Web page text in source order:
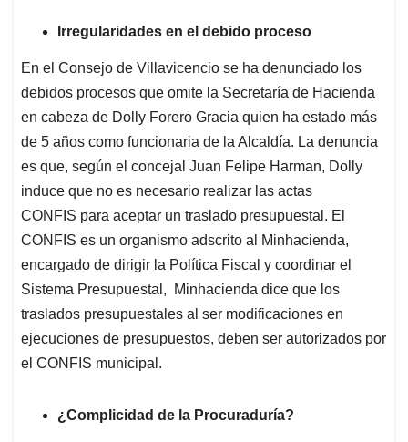
Irregularidades en el debido proceso
En el Consejo de Villavicencio se ha denunciado los
debidos procesos que omite la Secretaría de Hacienda
en cabeza de Dolly Forero Gracia quien ha estado más
de 5 años como funcionaria de la Alcaldía. La denuncia
es que, según el concejal Juan Felipe Harman, Dolly
induce que no es necesario realizar las actas
CONFIS para aceptar un traslado presupuestal. El
CONFIS es un organismo adscrito al Minhacienda,
encargado de dirigir la Política Fiscal y coordinar el
Sistema Presupuestal, Minhacienda dice que los
traslados presupuestales al ser modificaciones en
ejecuciones de presupuestos, deben ser autorizados por
el CONFIS municipal.
¿Complicidad de la Procuraduría?